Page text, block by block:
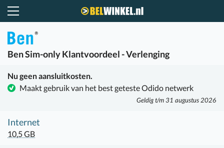
BenSim-only Klantvoordeel - Verlenging
Nu geen aansluitkosten.
Maakt gebruik van het best geteste Odido netwerk
Geldig t/m 31 augustus 2026
Internet
10,5 GB